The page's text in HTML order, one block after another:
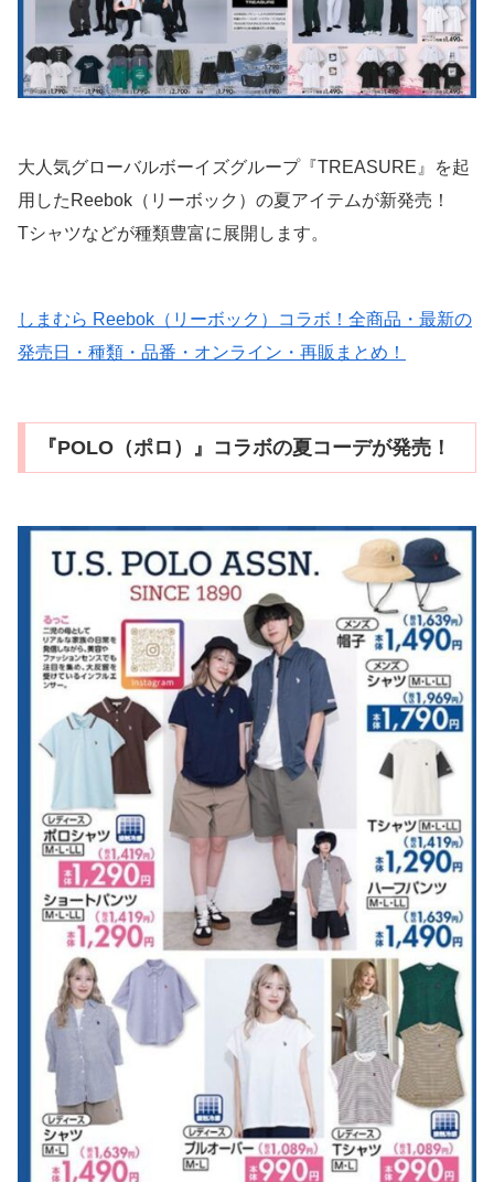
大人気グローバルボーイズグループ『TREASURE』を起
用したReebok（リーボック）の夏アイテムが新発売！
Tシャツなどが種類豊富に展開します。
しまむら Reebok（リーボック）コラボ！全商品・最新の
発売日・種類・品番・オンライン・再販まとめ！
『POLO（ポロ）』コラボの夏コーデが発売！